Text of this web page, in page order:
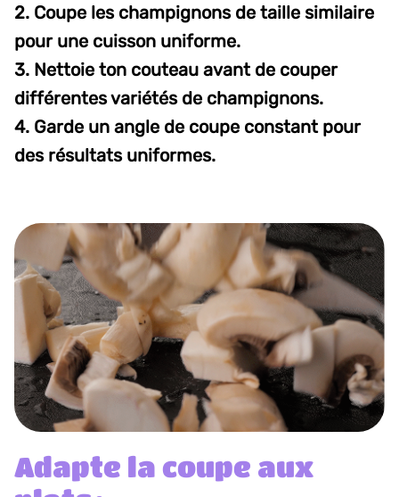
2. Coupe les champignons de taille similaire
pour une cuisson uniforme.
3. Nettoie ton couteau avant de couper
différentes variétés de champignons.
4. Garde un angle de coupe constant pour
des résultats uniformes.
Adapte la coupe aux